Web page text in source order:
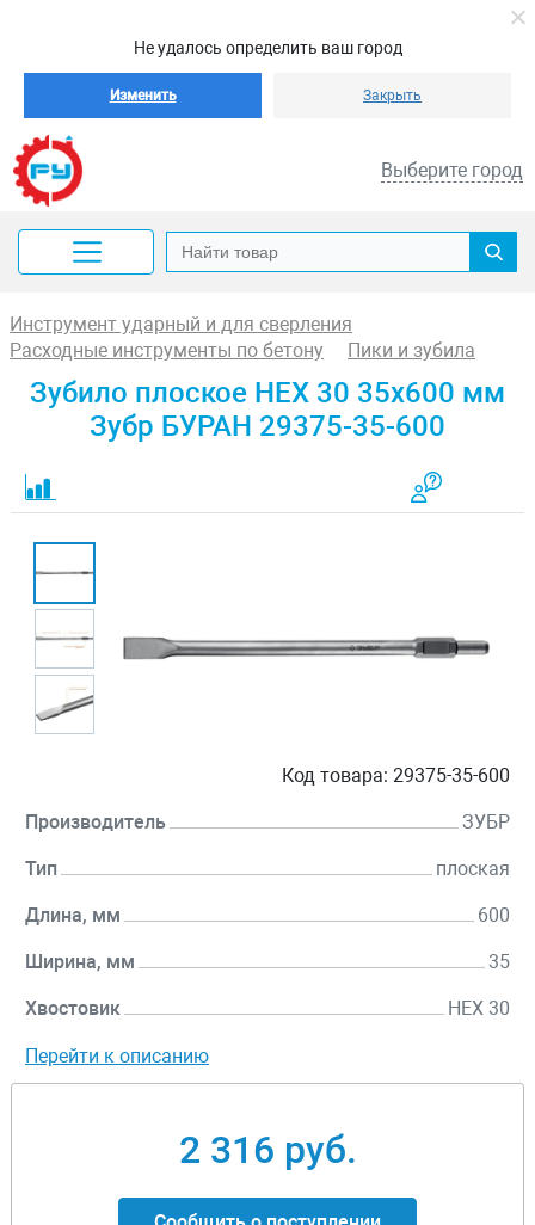
Не удалось определить ваш город
Изменить Закрыть
Выберите город
Инструмент ударный и для сверления
Расходные инструменты по бетону
Пики и зубила
Зубило плоское HEX 30 35x600 мм
Зубр БУРАН 29375-35-600
Код товара: 29375-35-600
Производитель ЗУБР
Тип плоская
Длина, мм 600
Ширина, мм 35
Хвостовик HEX 30
Перейти к описанию
2 316 руб.